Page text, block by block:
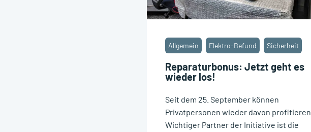
Reparaturbonus: Jetzt geht es
wieder los!
Allgemein Elektro-Befund Sicherheit
Seit dem 25. September können
Privatpersonen wieder davon profitieren.
Wichtiger Partner der Initiative ist die